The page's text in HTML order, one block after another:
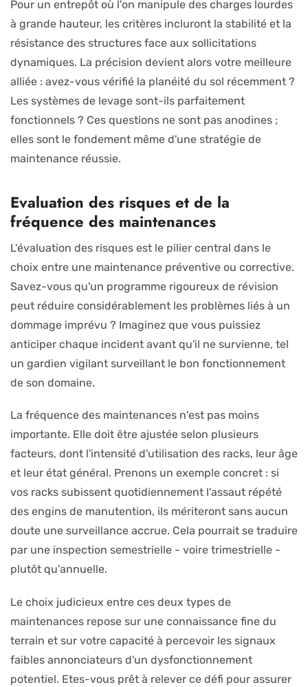
Pour un entrepôt où l'on manipule des charges lourdes
à grande hauteur, les critères incluront la stabilité et la
résistance des structures face aux sollicitations
dynamiques. La précision devient alors votre meilleure
alliée : avez-vous vérifié la planéité du sol récemment ?
Les systèmes de levage sont-ils parfaitement
fonctionnels ? Ces questions ne sont pas anodines ;
elles sont le fondement même d'une stratégie de
maintenance réussie.
Evaluation des risques et de la
fréquence des maintenances
L'évaluation des risques est le pilier central dans le
choix entre une maintenance préventive ou corrective.
Savez-vous qu'un programme rigoureux de révision
peut réduire considérablement les problèmes liés à un
dommage imprévu ? Imaginez que vous puissiez
anticiper chaque incident avant qu'il ne survienne, tel
un gardien vigilant surveillant le bon fonctionnement
de son domaine.
La fréquence des maintenances n'est pas moins
importante. Elle doit être ajustée selon plusieurs
facteurs, dont l'intensité d'utilisation des racks, leur âge
et leur état général. Prenons un exemple concret : si
vos racks subissent quotidiennement l'assaut répété
des engins de manutention, ils mériteront sans aucun
doute une surveillance accrue. Cela pourrait se traduire
par une inspection semestrielle - voire trimestrielle -
plutôt qu'annuelle.
Le choix judicieux entre ces deux types de
maintenances repose sur une connaissance fine du
terrain et sur votre capacité à percevoir les signaux
faibles annonciateurs d'un dysfonctionnement
potentiel. Etes-vous prêt à relever ce défi pour assurer